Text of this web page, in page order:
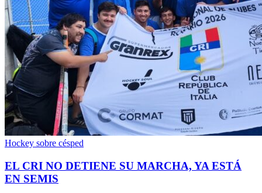
Hockey sobre césped
EL CRI NO DETIENE SU MARCHA, YA ESTÁ
EN SEMIS